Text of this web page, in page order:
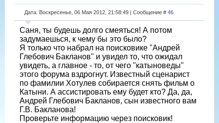
Дата: Воскресенье, 06 Мая 2012, 21:58:49 | Сообщение # 46
Саня, ты будешь долго смеяться! А потом
задумаешься, к чему бы это было?
Я только что набрал на поисковике "Андрей
Глебович Бакланов" и увидел то, что ожидал
увидеть, а главное - то, от чего "катыноведы"
этого форума вздрогнут. Известный сценарист
по фамилии Хотулев собирается снять фильм о
Катыни. А ассистировать ему будет кто? Да, да,
Андрей Глебович Бакланов, сын известного вам
Г.В. Бакланова!
Проверьте информацию через поисковик!